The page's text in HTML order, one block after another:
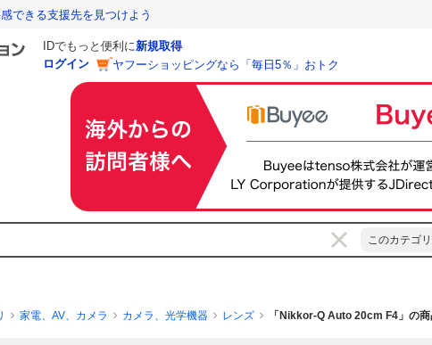
できる支援先を見つけよう
IDでもっと便利に新規取得
ログイン
ヤフーショッピングなら「毎日5％」おトク
このカテゴ
家電、AV、カメラ カメラ、光学機器 レンズ 「Nikkor-Q Auto 20cm F4」の